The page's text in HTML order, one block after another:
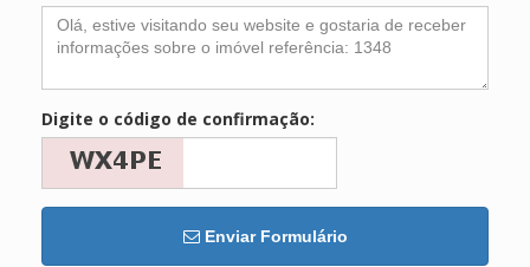
Digite o código de confirmação:
Enviar Formulário